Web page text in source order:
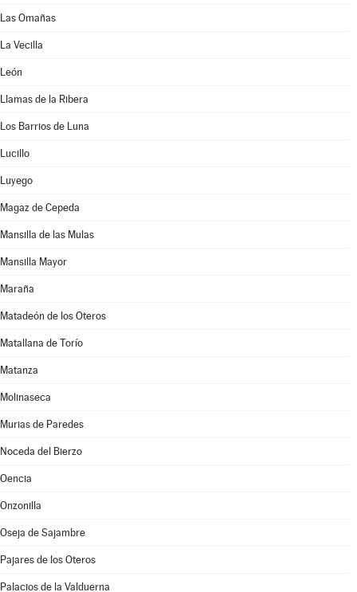
Las Omañas
La Vecilla
León
Llamas de la Ribera
Los Barrios de Luna
Lucillo
Luyego
Magaz de Cepeda
Mansilla de las Mulas
Mansilla Mayor
Maraña
Matadeón de los Oteros
Matallana de Torío
Matanza
Molinaseca
Murias de Paredes
Noceda del Bierzo
Oencia
Onzonilla
Oseja de Sajambre
Pajares de los Oteros
Palacios de la Valduerna